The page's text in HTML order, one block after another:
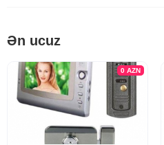
Ən ucuz
0AZN